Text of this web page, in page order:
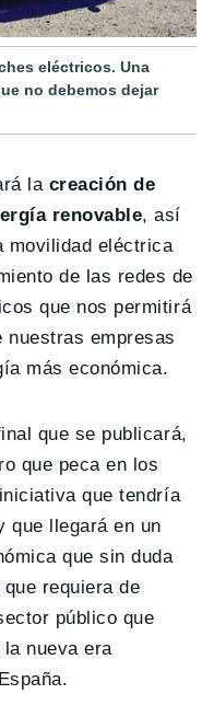
eléctricos. Una
no debemos dejar
la creación de
renovable, así
movilidad eléctrica
de las redes de
que nos permitirá
nuestras empresas
más económica.
que se publicará,
que peca en los
que tendría
que llegará en un
que sin duda
requiera de
público que
nueva era